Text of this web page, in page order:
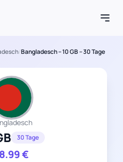
/Bangladesch – 10 GB – 30 Tage
30 Tage
€